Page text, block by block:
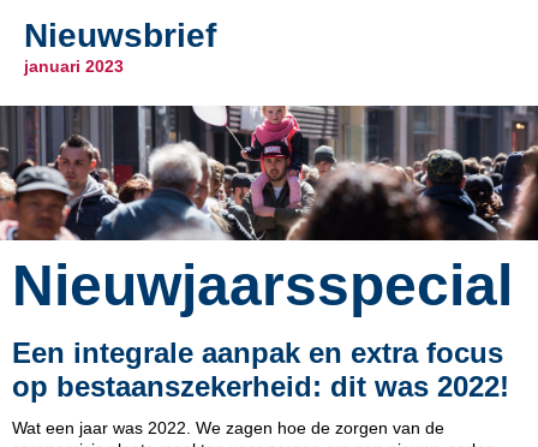
Nieuwsbrief
januari 2023
Nieuwjaarsspecial
Een integrale aanpak en extra focus
op bestaanszekerheid: dit was 2022!
Wat een jaar was 2022. We zagen hoe de zorgen van de